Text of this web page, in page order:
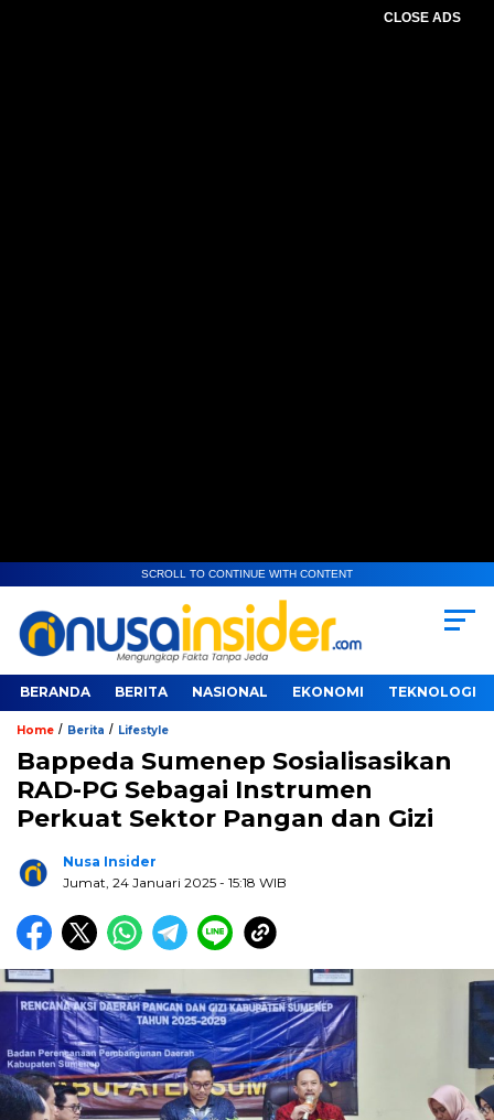
CLOSE ADS
SCROLL TO CONTINUE WITH CONTENT
BERANDA BERITA NASIONAL EKONOMI TEKNOLOGI
Home / Berita / Lifestyle
Bappeda Sumenep Sosialisasikan
RAD-PG Sebagai Instrumen
Perkuat Sektor Pangan dan Gizi
Nusa Insider
Jumat, 24 Januari 2025 - 15:18 WIB